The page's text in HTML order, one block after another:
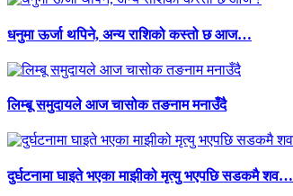
धनुमा ऊर्जा थपिने, अन्य राशिको कस्तो छ आज…
लिम्बू समुदायले आज चासोक तङनाम मनाउँदै
दुर्घटनामा घाइते भएका माझीको मृत्यु भएपछि सडकमै शव…